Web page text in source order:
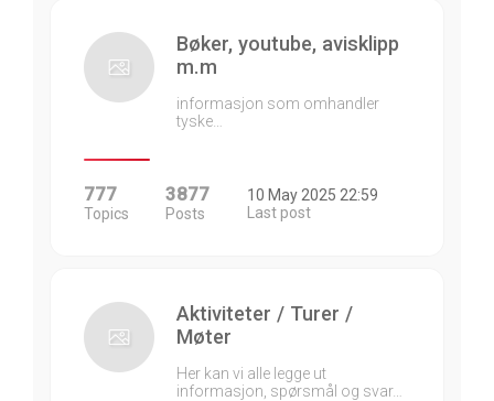
Bøker, youtube, avisklipp
m.m
informasjon som omhandler
tyske…
777
Topics
3877
Posts
10 May 2025 22:59
Last post
Aktiviteter / Turer /
Møter
Her kan vi alle legge ut
informasjon, spørsmål og svar…